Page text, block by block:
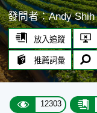
發問者：Andy Shih
放入追蹤
推薦詞彙
12303